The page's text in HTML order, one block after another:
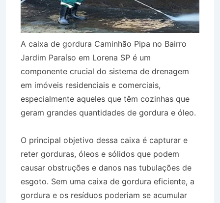
A caixa de gordura Caminhão Pipa no Bairro
Jardim Paraíso em Lorena SP é um
componente crucial do sistema de drenagem
em imóveis residenciais e comerciais,
especialmente aqueles que têm cozinhas que
geram grandes quantidades de gordura e óleo.
O principal objetivo dessa caixa é capturar e
reter gorduras, óleos e sólidos que podem
causar obstruções e danos nas tubulações de
esgoto. Sem uma caixa de gordura eficiente, a
gordura e os resíduos poderiam se acumular